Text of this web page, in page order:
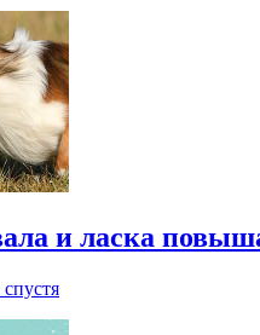
и ласка
спустя